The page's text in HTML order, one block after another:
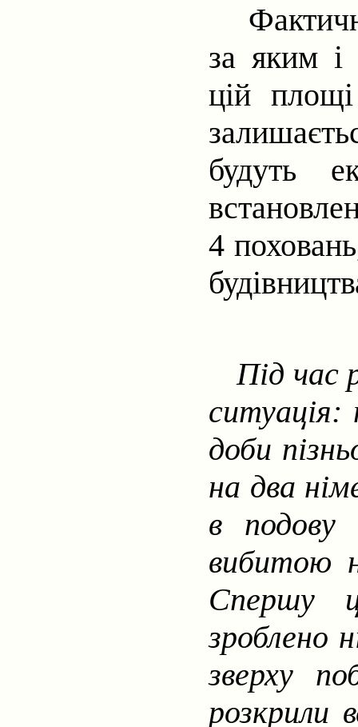
за яким і
цій
будуть
4
Під час
ситуація:
доби
на два
в подову
вибитою
Спершу
зроблено
зверху
розкрили